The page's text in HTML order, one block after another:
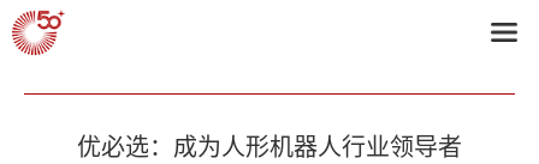
首页
优必选：成为人形机器人行业领导者